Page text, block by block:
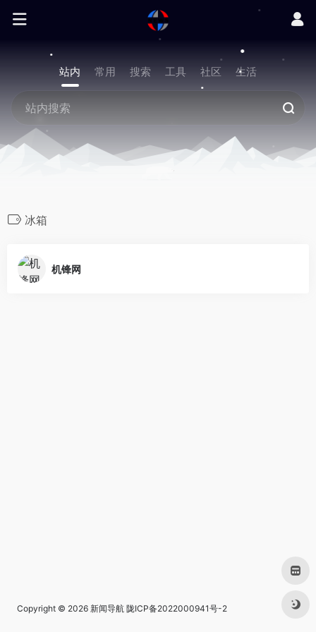
站内 常用 搜索 工具 社区 生活
冰箱
机锋网
Copyright © 2026 新闻导航 陇ICP备2022000941号-2